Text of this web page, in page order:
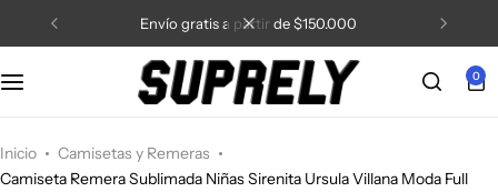
envío gratis a partir de $150.000
0
Inicio
Camisetas y Remeras
Camiseta Remera Sublimada Niñas Sirenita Ursula Villana Moda Full